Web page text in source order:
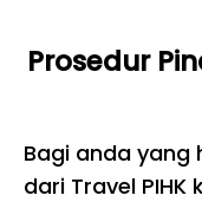
Prosedur
Bagi anda yang
dari Travel PIHK